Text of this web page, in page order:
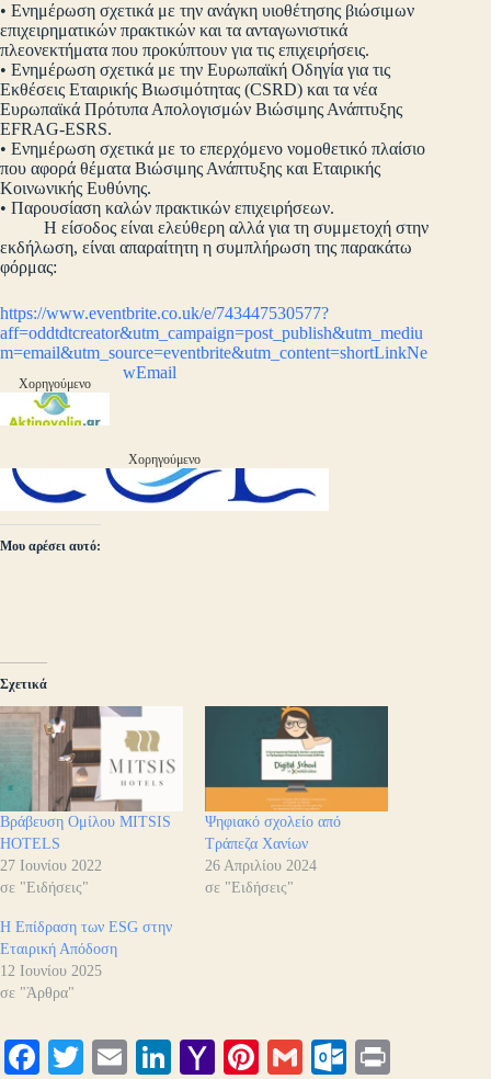
• Ενημέρωση σχετικά με την ανάγκη υιοθέτησης βιώσιμων
επιχειρηματικών πρακτικών και τα ανταγωνιστικά
πλεονεκτήματα που προκύπτουν για τις επιχειρήσεις.
• Ενημέρωση σχετικά με την Ευρωπαϊκή Οδηγία για τις
Εκθέσεις Εταιρικής Βιωσιμότητας (CSRD) και τα νέα
Ευρωπαϊκά Πρότυπα Απολογισμών Βιώσιμης Ανάπτυξης
EFRAG-ESRS.
• Ενημέρωση σχετικά με το επερχόμενο νομοθετικό πλαίσιο
που αφορά θέματα Βιώσιμης Ανάπτυξης και Εταιρικής
Κοινωνικής Ευθύνης.
• Παρουσίαση καλών πρακτικών επιχειρήσεων.
Η είσοδος είναι ελεύθερη αλλά για τη συμμετοχή στην
εκδήλωση, είναι απαραίτητη η συμπλήρωση της παρακάτω
φόρμας:
https://www.eventbrite.co.uk/e/743447530577?
aff=oddtdtcreator&utm_campaign=post_publish&utm_mediu
m=email&utm_source=eventbrite&utm_content=shortLinkNe
wEmail
Χορηγούμενο
Χορηγούμενο
Μου αρέσει αυτό:
Σχετικά
Βράβευση Ομίλου MITSIS
HOTELS
27 Ιουνίου 2022
σε "Ειδήσεις"
Ψηφιακό σχολείο από
Τράπεζα Χανίων
26 Απριλίου 2024
σε "Ειδήσεις"
H Επίδραση των ESG στην
Εταιρική Απόδοση
12 Ιουνίου 2025
σε "Άρθρα"
Fa T
E
Li Y
Pi G
O